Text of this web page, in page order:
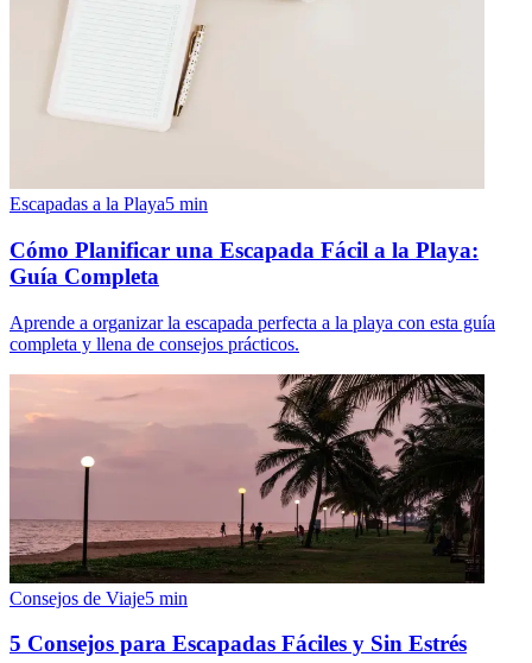
Escapadas a la Playa5 min
Cómo Planificar una Escapada Fácil a la Playa:
Guía Completa
Aprende a organizar la escapada perfecta a la playa con esta guía
completa y llena de consejos prácticos.
Consejos de Viaje5 min
5 Consejos para Escapadas Fáciles y Sin Estrés